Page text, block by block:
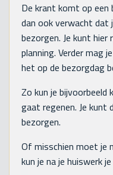
De krant komt op een
dan ook verwacht dat
bezorgen. Je kunt hier
planning. Verder mag
het op de bezorgdag
Zo kun je bijvoorbeeld
gaat regenen. Je kunt
bezorgen.
Of misschien moet je
kun je na je huiswerk